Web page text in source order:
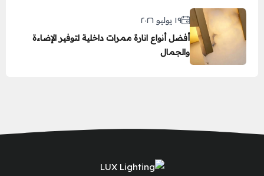
١٩ يوليو ٢٠٢٦
أفضل أنواع انارة ممرات داخلية لتوفير الإضاءة
والجمال